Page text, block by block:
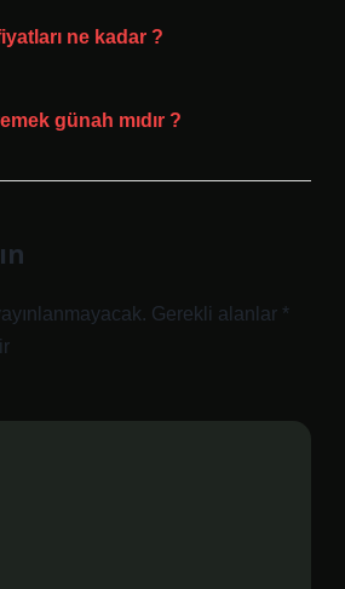
ne kadar ?
günah mıdır ?
Gerekli alanlar *